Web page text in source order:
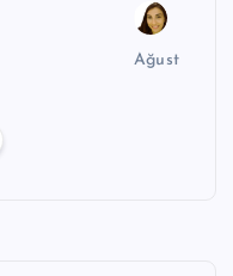
Ağustos 9,